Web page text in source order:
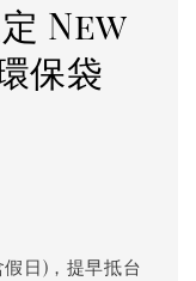
New
保袋
日)，提早抵台